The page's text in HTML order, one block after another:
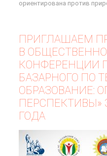
ориентирована против
ПРИГЛАШАЕМ
В
КОНФЕРЕНЦИИ
БАЗАРНОГО ПО
ОБРАЗОВАНИЕ:
ПЕРСПЕКТИВЫ»
ГОДА